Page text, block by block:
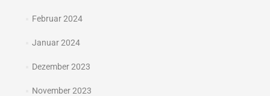
Februar 2024
Januar 2024
Dezember 2023
November 2023